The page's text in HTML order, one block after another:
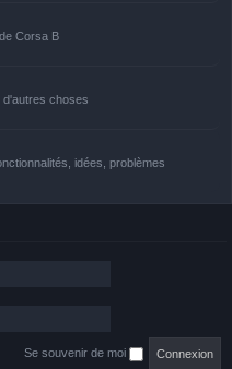
Corsa B
d'autres choses
idées, problèmes
Se souvenir de moi